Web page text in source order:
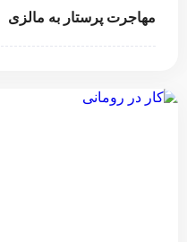
مهاجرت پرستار به مالزی